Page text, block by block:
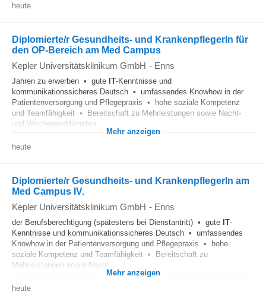
heute
Diplomierte/r Gesundheits- und KrankenpflegerIn für
den OP-Bereich am Med Campus
Kepler Universitätsklinikum GmbH - Enns
Jahren zu erwerben • gute IT-Kenntnisse und
kommunikationssicheres Deutsch • umfassendes Knowhow in der
Patientenversorgung und Pflegepraxis • hohe soziale Kompetenz
und Teamfähigkeit • Bereitschaft zu Mehrleistungen sowie Nacht-
und Wochenenddiensten...
Mehr anzeigen
heute
Diplomierte/r Gesundheits- und KrankenpflegerIn am
Med Campus IV.
Kepler Universitätsklinikum GmbH - Enns
der Berufsberechtigung (spätestens bei Dienstantritt) • gute IT-
Kenntnisse und kommunikationssicheres Deutsch • umfassendes
Knowhow in der Patientenversorgung und Pflegepraxis • hohe
soziale Kompetenz und Teamfähigkeit • Bereitschaft zu
Mehrleistungen sowie Nacht...
Mehr anzeigen
heute